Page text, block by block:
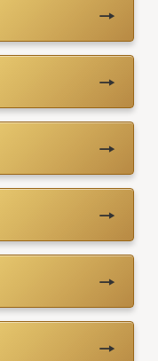
→
→
→
→
→
→